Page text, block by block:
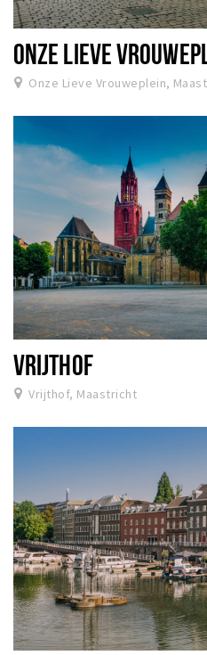
ONZE LIEVE
Onze Lieve Vrouweplein,
VRIJTHOF
Vrijthof, Maastricht